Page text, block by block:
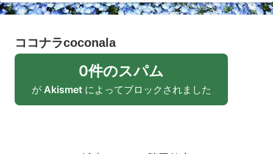
ココナラcoconala
0件のスパム
が Akismetによってブロックされました